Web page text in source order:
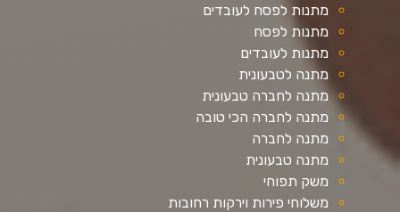
מתנות לפסח לעובדים
מתנות לפסח
מתנות לעובדים
מתנה לטבעונית
מתנה לחברה טבעונית
מתנה לחברה הכי טובה
מתנה לחברה
מתנה טבעונית
משק תפוחי
משלוחי פירות וירקות רחובות